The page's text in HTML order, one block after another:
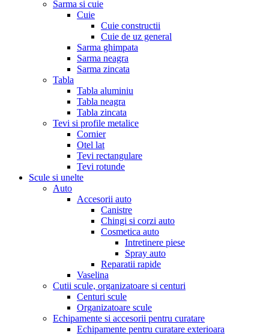
Sarma si cuie
Cuie
Cuie constructii
Cuie de uz general
Sarma ghimpata
Sarma neagra
Sarma zincata
Tabla
Tabla aluminiu
Tabla neagra
Tabla zincata
Tevi si profile metalice
Cornier
Otel lat
Tevi rectangulare
Tevi rotunde
Scule si unelte
Auto
Accesorii auto
Canistre
Chingi si corzi auto
Cosmetica auto
Intretinere piese
Spray auto
Reparatii rapide
Vaselina
Cutii scule, organizatoare si centuri
Centuri scule
Organizatoare scule
Echipamente si accesorii pentru curatare
Echipamente pentru curatare exterioara